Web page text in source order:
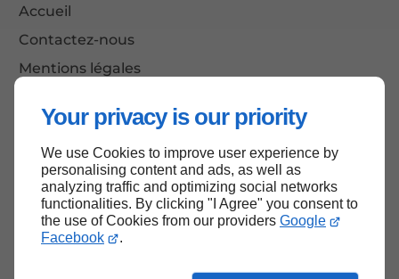
Your privacy is our priority
We use Cookies to improve user experience by
personalising content and ads, as well as
analyzing traffic and optimizing social networks
functionalities. By clicking "I Agree" you consent to
the use of Cookies from our providers Google
Facebook
.
Accueil
Contactez-nous
Mentions légales
Haut de page